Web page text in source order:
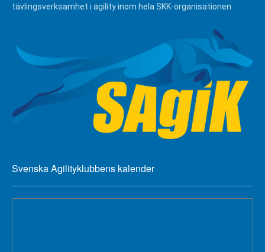
tävlingsverksamhet i agility inom hela SKK-organisationen.
Svenska Agilityklubbens kalender